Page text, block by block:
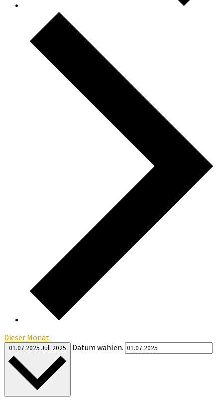
Dieser Monat
01.07.2025 Juli 2025 Datum wählen.